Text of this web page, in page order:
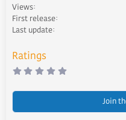
Views
First release
Last update
Ratings
0
0
Join